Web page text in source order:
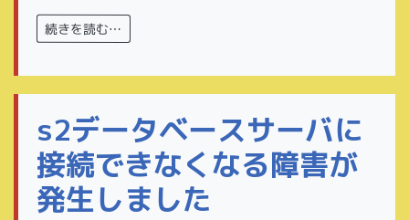
続きを読む…
s2データベースサーバに
接続できなくなる障害が
発生しました